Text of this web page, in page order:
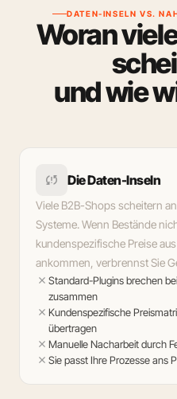
DATEN-INSELN VS.
Woran
und wie
sync_problem Die Daten-Inseln
Viele B2B-Shops scheitern
Systeme. Wenn Bestände
kundenspezifische Preise
ankommen, verbrennst Sie
close Standard-Plugins brechen
zusammen
close Kundenspezifische
übertragen
close Manuelle Nacharbeit durch
close Sie passt Ihre Prozesse ans